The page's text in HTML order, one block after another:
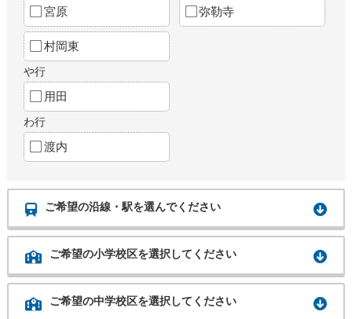
宮原 弥勒寺
村岡東
や行
用田
わ行
渡内
ご希望の沿線・駅を選んでください
ご希望の小学校区を選択してください
ご希望の中学校区を選択してください